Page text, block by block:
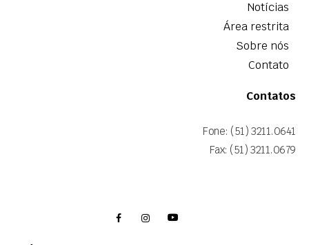
Notícias
Área restrita
Sobre nós
Contato
Contatos
Fone: (51) 3211.0641
Fax: (51) 3211.0679